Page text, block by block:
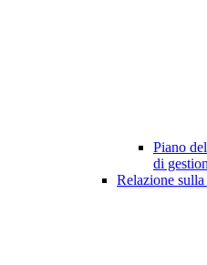
Piano
di
Relazione